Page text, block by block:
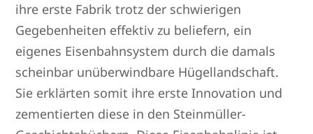
ihre erste Fabrik trotz der schwierigen
Gegebenheiten effektiv zu beliefern, ein
eigenes Eisenbahnsystem durch die damals
scheinbar unüberwindbare Hügellandschaft.
Sie erklärten somit ihre erste Innovation und
zementierten diese in den Steinmüller-